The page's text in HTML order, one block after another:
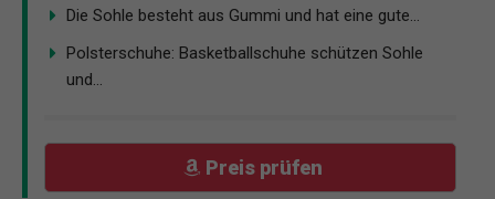
Die Sohle besteht aus Gummi und hat eine gute...
Polsterschuhe: Basketballschuhe schützen Sohle
und...
Preis prüfen